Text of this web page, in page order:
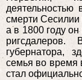
деятельностью
смерти Сесилии
а в 1800 году он
ригсдалеров.
губернатора,
семья во время
стал